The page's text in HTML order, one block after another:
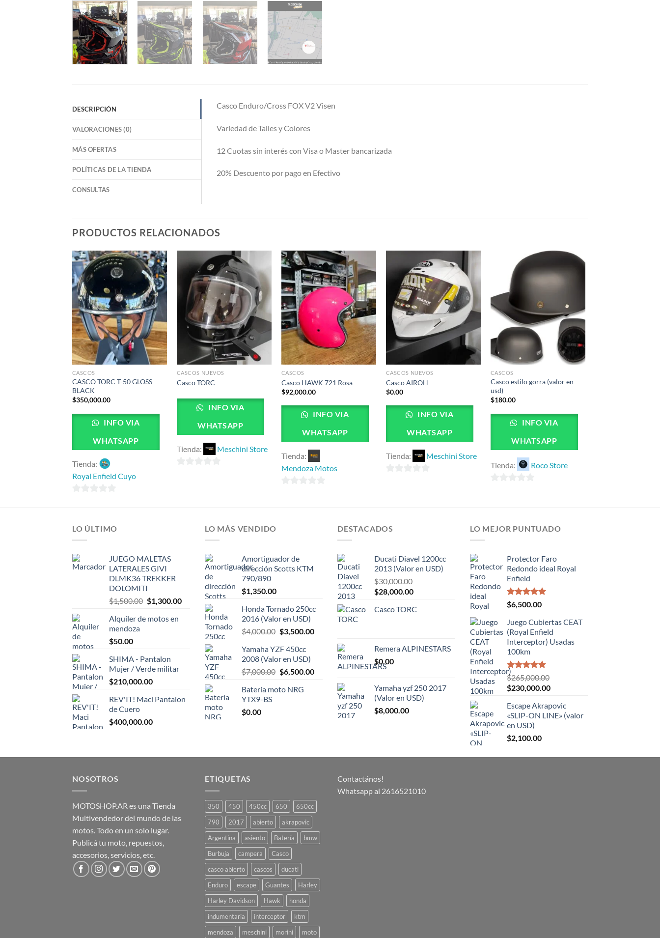
DESCRIPCIÓN
VALORACIONES (0)
MÁS OFERTAS
POLÍTICAS DE LA TIENDA
CONSULTAS
Casco Enduro/Cross FOX V2 Visen
Variedad de Talles y Colores
12 Cuotas sin interés con Visa o Master bancarizada
20% Descuento por pago en Efectivo
PRODUCTOS RELACIONADOS
CASCOS
CASCO TORC T-50 GLOSS
BLACK
$350,000.00
INFO VIA
WHATSAPP
Tienda:
Royal Enfield Cuyo
CASCOS NUEVOS
Casco TORC
INFO VIA
WHATSAPP
Tienda: Meschini Store
CASCOS
Casco HAWK 721 Rosa
$92,000.00
INFO VIA
WHATSAPP
Tienda:
Mendoza Motos
CASCOS NUEVOS
Casco AIROH
$0.00
INFO VIA
WHATSAPP
Tienda: Meschini Store
CASCOS
Casco estilo gorra (valor en
usd)
$180.00
INFO VIA
WHATSAPP
Tienda: Roco Store
LO ÚLTIMO
JUEGO MALETAS
LATERALES GIVI
DLMK36 TREKKER
DOLOMITI
$1,500.00 El
original
$1,300.00El
$1,300.00.
Alquiler de motos en
mendoza
$50.00
SHIMA - Pantalon
Mujer / Verde militar
$210,000.00
REV'IT! Maci Pantalon
de Cuero
$400,000.00
LO MÁS VENDIDO
Amortiguador de
dirección Scotts KTM
790/890
$1,350.00
Honda Tornado 250cc
2016 (Valor en USD)
$4,000.00 El
original
era:
$4,000.00.
$3,500.00El
$3,500.00.
Yamaha YZF 450cc
2008 (Valor en USD)
$7,000.00 El
original
$6,500.00El
$6,500.00.
Batería moto NRG
YTX9-BS
$0.00
DESTACADOS
Ducati Diavel 1200cc
2013 (Valor en USD)
$30,000.00
El
original
$28,000.00El
actual
Casco TORC
Remera ALPINESTARS
$0.00
Yamaha yzf 250 2017
(Valor en USD)
$8,000.00
LO MEJOR PUNTUADO
Protector Faro
Redondo ideal Royal
Enfield
Valorado
con
de 5
$6,500.00
Juego Cubiertas CEAT
(Royal Enfield
Interceptor) Usadas
100km
Valorado
con5.00
de 5
$265,000.00
El
original
era:
$265,000.00.
$230,000.00El
actual
es:
Escape Akrapovic
«SLIP-ON LINE» (valor
en USD)
$2,100.00
NOSOTROS
MOTOSHOP.AR es una Tienda
Multivendedor del mundo de las
motos. Todo en un solo lugar.
Publicá tu moto, repuestos,
accesorios, servicios, etc.
ETIQUETAS
350 450 450cc 650
650cc
790
2017 abierto
akrapovic
Argentina
asiento Batería
bmw
Burbuja
campera
Casco
casco abierto
cascos
ducati
Enduro
escape Guantes
Harley
Harley Davidson
Hawk
honda
indumentaria
interceptor
ktm
mendoza
meschini morini moto
Contactános!
Whatsapp al 2616521010